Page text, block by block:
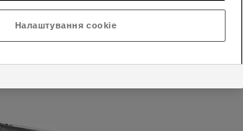
Налаштування cookie